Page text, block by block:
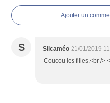
Ajouter un
S Silcaméo 21/01/2019
Coucou les filles.<br />